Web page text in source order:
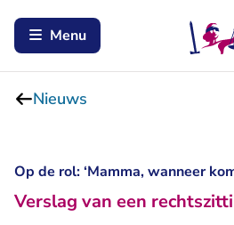
Menu
Nieuws
Op de rol: ‘Mamma, wanneer
Verslag van een